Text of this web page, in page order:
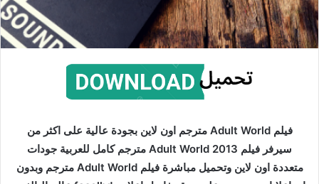
فيلم Adult World مترجم اون لاين بجودة عالية على اكثر من
سيرفر فيلم Adult World 2013 مترجم كامل للعربية جودات
متعددة اون لاين وتحميل مباشرة فيلم Adult World مترجم وبدون